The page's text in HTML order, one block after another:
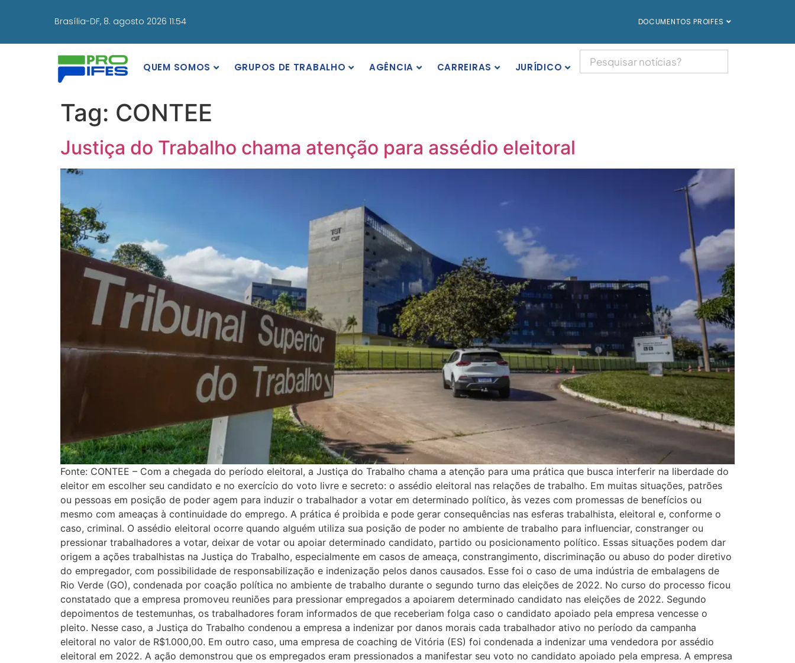
Brasília-DF, 8. agosto 2026 11:54 DOCUMENTOS PROIFES
QUEM SOMOS GRUPOS DE TRABALHO AGÊNCIA CARREIRAS JURÍDICO
Tag: CONTEE
Justiça do Trabalho chama atenção para assédio eleitoral
Fonte: CONTEE – Com a chegada do período eleitoral, a Justiça do Trabalho chama a atenção para uma prática que busca interferir na liberdade do
eleitor em escolher seu candidato e no exercício do voto livre e secreto: o assédio eleitoral nas relações de trabalho. Em muitas situações, patrões
ou pessoas em posição de poder agem para induzir o trabalhador a votar em determinado político, às vezes com promessas de benefícios ou
mesmo com ameaças à continuidade do emprego. A prática é proibida e pode gerar consequências nas esferas trabalhista, eleitoral e, conforme o
caso, criminal. O assédio eleitoral ocorre quando alguém utiliza sua posição de poder no ambiente de trabalho para influenciar, constranger ou
pressionar trabalhadores a votar, deixar de votar ou apoiar determinado candidato, partido ou posicionamento político. Essas situações podem dar
origem a ações trabalhistas na Justiça do Trabalho, especialmente em casos de ameaça, constrangimento, discriminação ou abuso do poder diretivo
do empregador, com possibilidade de responsabilização e indenização pelos danos causados. Esse foi o caso de uma indústria de embalagens de
Rio Verde (GO), condenada por coação política no ambiente de trabalho durante o segundo turno das eleições de 2022. No curso do processo ficou
constatado que a empresa promoveu reuniões para pressionar empregados a apoiarem determinado candidato nas eleições de 2022. Segundo
depoimentos de testemunhas, os trabalhadores foram informados de que receberiam folga caso o candidato apoiado pela empresa vencesse o
pleito. Nesse caso, a Justiça do Trabalho condenou a empresa a indenizar por danos morais cada trabalhador ativo no período da campanha
eleitoral no valor de R$1.000,00. Em outro caso, uma empresa de coaching de Vitória (ES) foi condenada a indenizar uma vendedora por assédio
eleitoral em 2022. A ação demonstrou que os empregados eram pressionados a manifestar seu voto no candidato apoiado pela empresa. A empresa